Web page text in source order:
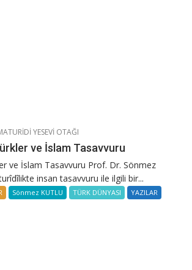
YESEVİ OTAĞI
ve İslam Tasavvuru
ve İslam Tasavvuru Prof. Dr. Sönmez
insan tasavvuru ile ilgili bir...
Sönmez KUTLU TÜRK DÜNYASI YAZILAR